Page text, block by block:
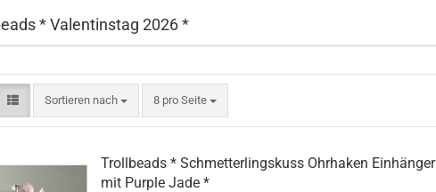
* Valentinstag 2026 *
Sortieren nach
Sortieren nach 8 pro Seite
pro Seite
Trollbeads * Schmetterlingskuss Ohrhaken Einhänger
mit Purple Jade *